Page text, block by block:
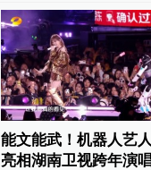
能文能武！机器人艺
亮相湖南卫视跨年演